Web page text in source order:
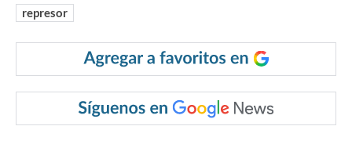
represor